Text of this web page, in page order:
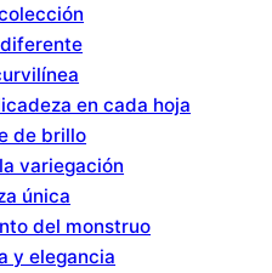
en cada hoja
de brillo
variegación
única
del monstruo
y elegancia